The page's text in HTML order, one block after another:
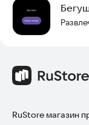
RuStore магазин